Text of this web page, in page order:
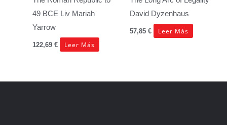
49 BCE Liv Mariah
Yarrow
122,69 € Leer Más
David Dyzenhaus
57,85 € Leer Más